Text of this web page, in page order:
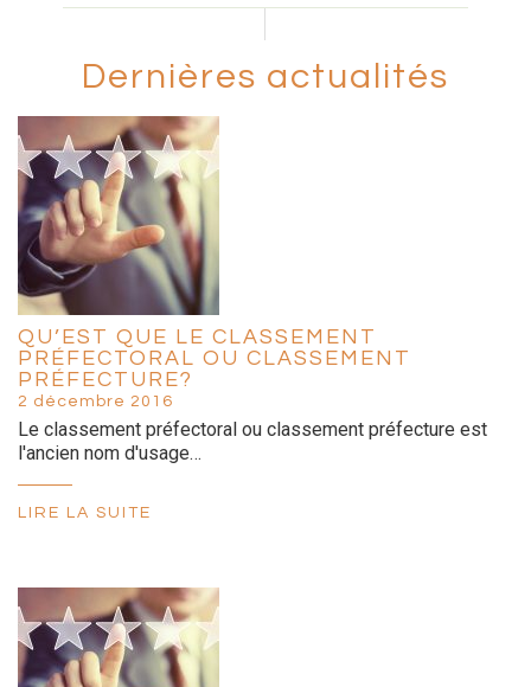
Dernières actualités
QU’EST QUE LE CLASSEMENT
PRÉFECTORAL OU CLASSEMENT
PRÉFECTURE?
2 décembre 2016
Le classement préfectoral ou classement préfecture est
l'ancien nom d'usage…
LIRE LA SUITE